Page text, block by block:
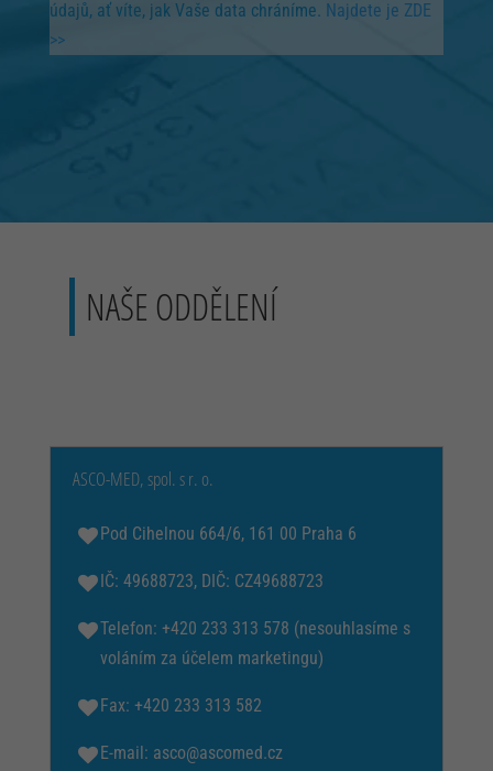
údajů, ať víte, jak Vaše data chráníme. Najdete je ZDE
>>
NAŠE ODDĚLENÍ
ASCO-MED, spol. s r. o.
Pod Cihelnou 664/6, 161 00 Praha 6
IČ: 49688723, DIČ: CZ49688723
Telefon: +420 233 313 578 (nesouhlasíme s
voláním za účelem marketingu)
Fax: +420 233 313 582
E-mail: asco@ascomed.cz